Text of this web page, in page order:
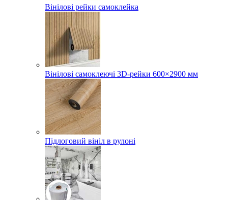
Вінілові рейки самоклейка
Вінілові самоклеючі 3D-рейки 600×2900 мм
Підлоговий вініл в рулоні